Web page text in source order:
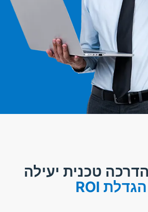
טכנית יעילה
הגדלת ROI